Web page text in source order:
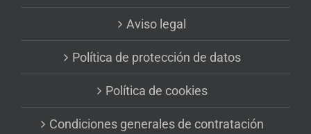
Aviso legal
Política de protección de datos
Política de cookies
Condiciones generales de contratación